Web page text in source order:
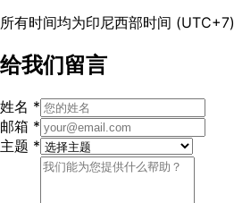
所有时间均为印尼西部时间 (UTC+7)
给我们留言
姓名 *
邮箱 *
主题 *